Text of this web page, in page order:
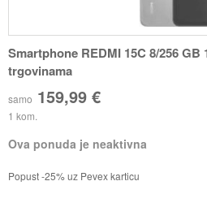
Smartphone REDMI 15C 8/256 GB
trgovinama
samo 159,99 €
1 kom.
Ova ponuda je neaktivna
Popust -25% uz Pevex karticu